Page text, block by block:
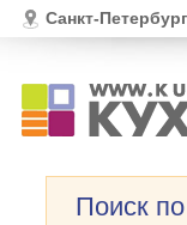
Санкт-Петербург
Поиск